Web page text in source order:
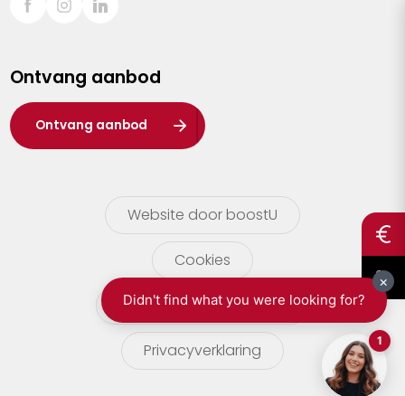
Sint-Truiden
Waasland
Wuustwezel
Zoersel
Ontvang aanbod
Ontvang aanbod
Website door boostU
Cookies
gebruikersvoorwaarden
Privacyverklaring